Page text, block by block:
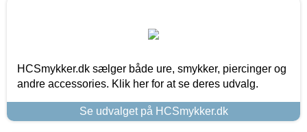
HCSmykker.dk sælger både ure, smykker, piercinger og
andre accessories. Klik her for at se deres udvalg.
Se udvalget på HCSmykker.dk